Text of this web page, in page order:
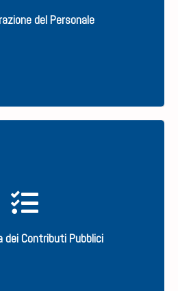
del Personale
SCOPRI
dei Contributi Pubblici
pubblici alle imprese
NOSTRO SERVIZIO